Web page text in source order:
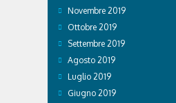
Novembre 2019
Ottobre 2019
Settembre 2019
Agosto 2019
Luglio 2019
Giugno 2019